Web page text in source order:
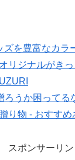
を豊富なカラ
リジナルがき
うか困ってる
り物 - おすすめ
スポンサーリン